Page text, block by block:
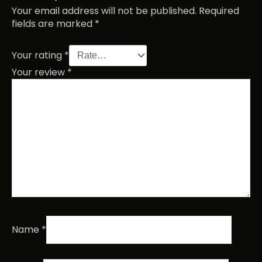
Your email address will not be published. Required
fields are marked *
Your rating *
Your review *
Name *